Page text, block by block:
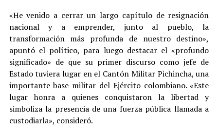
«He venido a cerrar un largo capítulo de resignación
nacional y a emprender, junto al pueblo, la
transformación más profunda de nuestro destino»,
apuntó el político, para luego destacar el «profundo
significado» de que su primer discurso como jefe de
Estado tuviera lugar en el Cantón Militar Pichincha, una
importante base militar del Ejército colombiano. «Este
lugar honra a quienes conquistaron la libertad y
simboliza la presencia de una fuerza pública llamada a
custodiarla», consideró.